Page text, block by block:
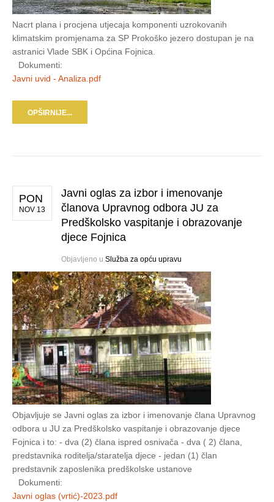
Nacrt plana i procjena utjecaja komponenti uzrokovanih
klimatskim promjenama za SP Prokoško jezero dostupan je na
astranici Vlade SBK i Općina Fojnica.
Dokumenti:
Javni uvid - Analiza.pdf
OPŠIRNIJE...
PON
NOV 13
Javni oglas za izbor i imenovanje
članova Upravnog odbora JU za
Predškolsko vaspitanje i obrazovanje
djece Fojnica
Objavljeno u Služba za opću upravu
Objavljuje se Javni oglas za izbor i imenovanje člana Upravnog
odbora u JU za Predškolsko vaspitanje i obrazovanje djece
Fojnica i to: - dva (2) člana ispred osnivača - dva ( 2) člana,
predstavnika roditelja/staratelja djece - jedan (1) član
predstavnik zaposlenika predškolske ustanove
Dokumenti:
Javni oglas (vrtić)-2023.pdf